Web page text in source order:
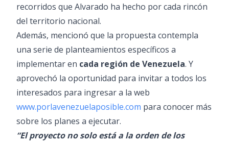
recorridos que Alvarado ha hecho por cada rincón
del territorio nacional.
Además, mencionó que la propuesta contempla
una serie de planteamientos específicos a
implementar en cada región de Venezuela. Y
aprovechó la oportunidad para invitar a todos los
interesados para ingresar a la web
www.porlavenezuelaposible.com para conocer más
sobre los planes a ejecutar.
“El proyecto no solo está a la orden de los